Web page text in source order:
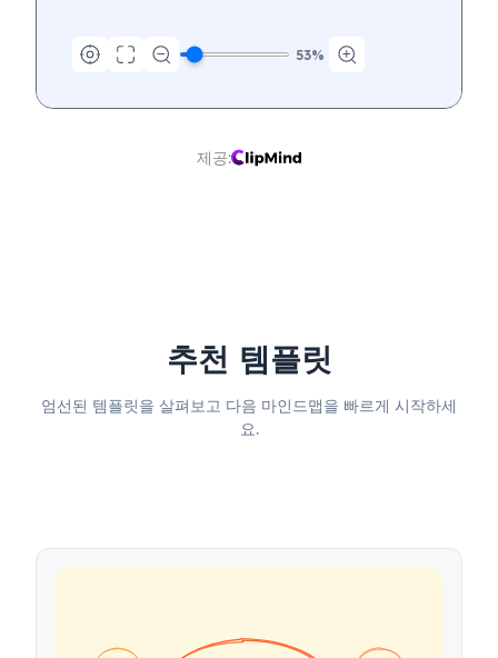
53%
제공:
추천 템플릿
엄선된 템플릿을 살펴보고 다음 마인드맵을 빠르게 시작하세
요.